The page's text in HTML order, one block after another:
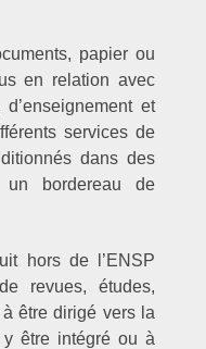
papier ou
en relation avec
d’enseignement et
services de
dans des
un bordereau de
hors de l’ENSP
revues, études,
être dirigé vers la
y être intégré ou à